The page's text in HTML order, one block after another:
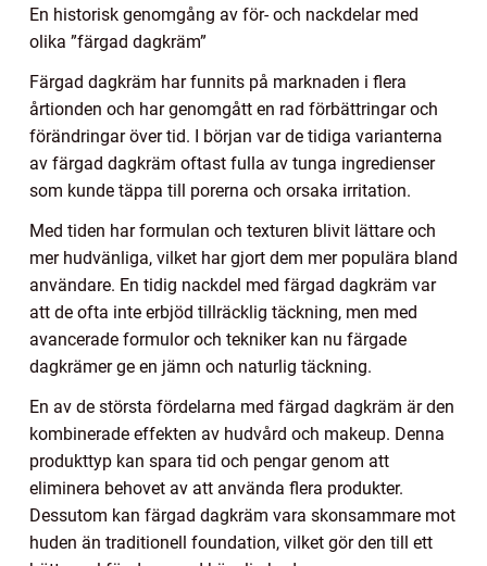
En historisk genomgång av för- och nackdelar med
olika ”färgad dagkräm”
Färgad dagkräm har funnits på marknaden i flera
årtionden och har genomgått en rad förbättringar och
förändringar över tid. I början var de tidiga varianterna
av färgad dagkräm oftast fulla av tunga ingredienser
som kunde täppa till porerna och orsaka irritation.
Med tiden har formulan och texturen blivit lättare och
mer hudvänliga, vilket har gjort dem mer populära bland
användare. En tidig nackdel med färgad dagkräm var
att de ofta inte erbjöd tillräcklig täckning, men med
avancerade formulor och tekniker kan nu färgade
dagkrämer ge en jämn och naturlig täckning.
En av de största fördelarna med färgad dagkräm är den
kombinerade effekten av hudvård och makeup. Denna
produkttyp kan spara tid och pengar genom att
eliminera behovet av att använda flera produkter.
Dessutom kan färgad dagkräm vara skonsammare mot
huden än traditionell foundation, vilket gör den till ett